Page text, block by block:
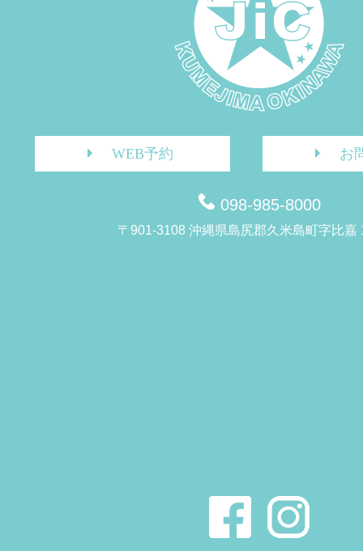
WEB予約 お
098-985-8000
〒901-3108 沖縄県島尻郡久米島町字比嘉